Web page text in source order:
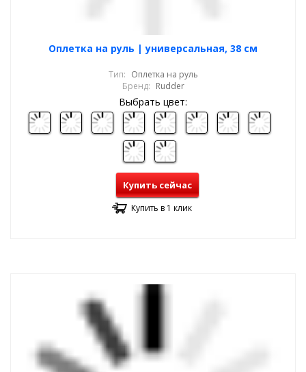
Оплетка на руль | универсальная, 38 см
Тип: Оплетка на руль
Бренд: Rudder
Выбрать цвет:
Купить сейчас
Купить в 1 клик